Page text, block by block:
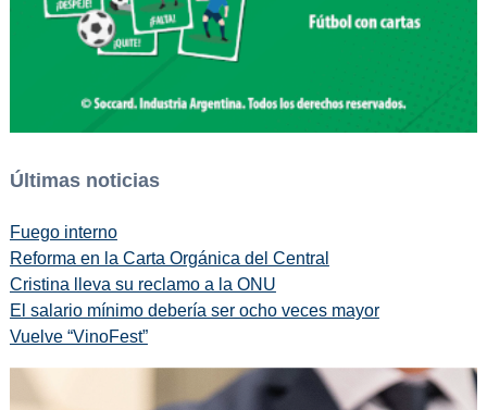
Últimas noticias
Fuego interno
Reforma en la Carta Orgánica del Central
Cristina lleva su reclamo a la ONU
El salario mínimo debería ser ocho veces mayor
Vuelve “VinoFest”